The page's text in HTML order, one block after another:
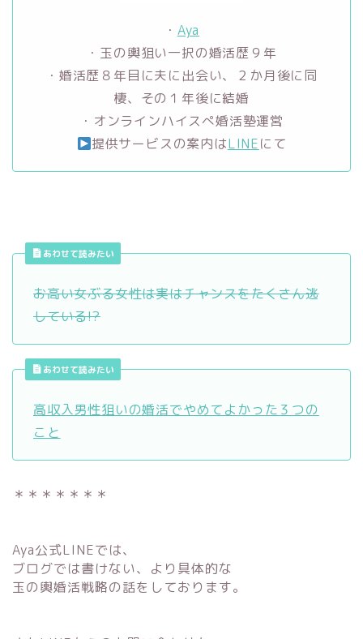
・ Aya
・玉の輿狙い一択の婚活歴９年
・婚活歴８年目に夫に出会い、２か月後に同
棲、その１年後に結婚
・オンラインハイスぺ婚活塾運営
提供サービスの案内はLINEにて
あわせて読みたい
お高い女ぶる女性は実はチャンスをたくさん逃
している!?
あわせて読みたい
高収入男性狙いの婚活でやめてよかった３つの
こと
＊＊＊＊＊＊＊
Aya公式LINEでは、
ブログでは書けない、より具体的な
玉の輿婚活戦略の話をしております。